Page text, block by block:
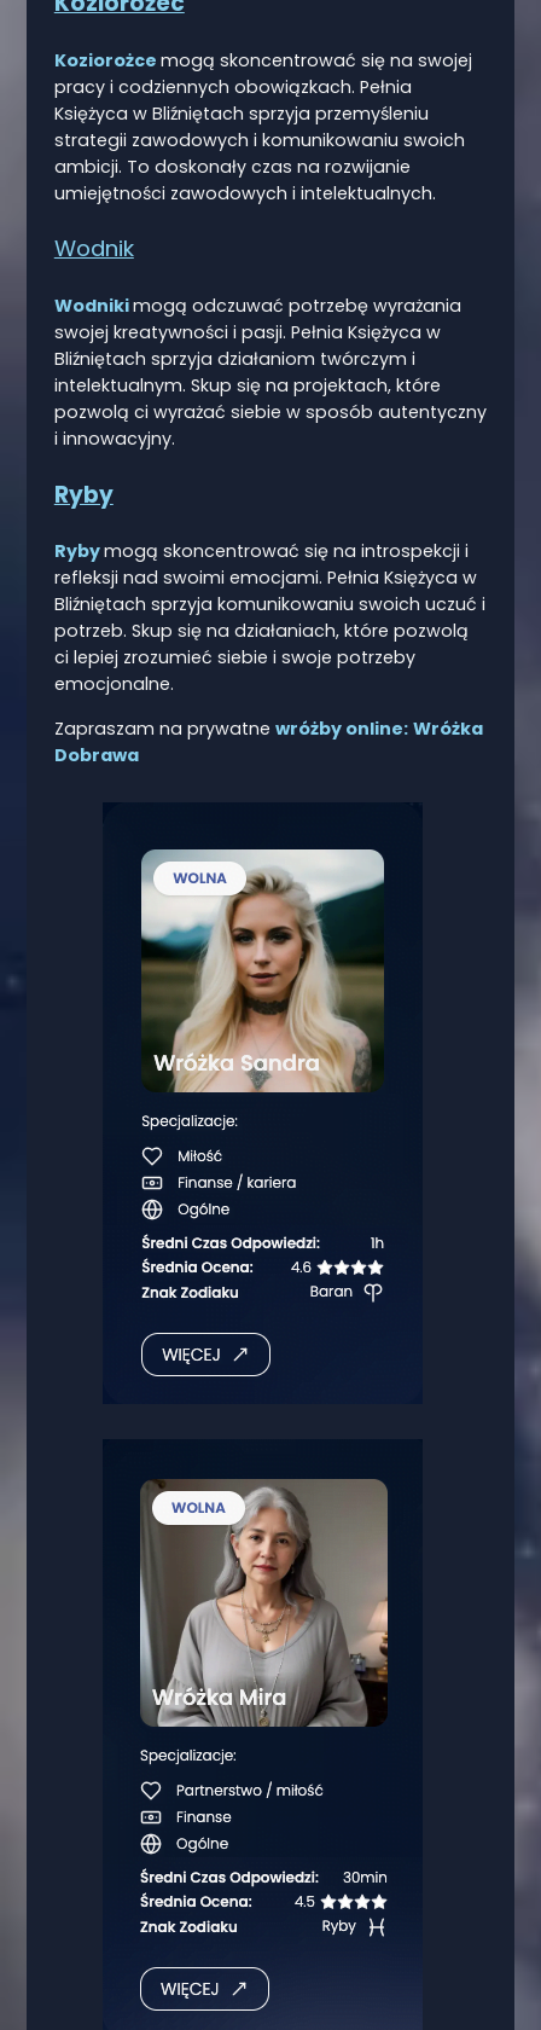
Koziorożce mogą skoncentrować się na swojej
pracy i codziennych obowiązkach. Pełnia
Księżyca w Bliźniętach sprzyja przemyśleniu
strategii zawodowych i komunikowaniu swoich
ambicji. To doskonały czas na rozwijanie
umiejętności zawodowych i intelektualnych.
Wodnik
Wodnikimogą odczuwać potrzebę wyrażania
swojej kreatywności i pasji. Pełnia Księżyca w
Bliźniętach sprzyja działaniom twórczym i
intelektualnym. Skup się na projektach, które
pozwolą ci wyrażać siebie w sposób autentyczny
i innowacyjny.
Ryby
Rybymogą skoncentrować się na introspekcji i
refleksji nad swoimi emocjami. Pełnia Księżyca w
Bliźniętach sprzyja komunikowaniu swoich uczuć i
potrzeb. Skup się na działaniach, które pozwolą
ci lepiej zrozumieć siebie i swoje potrzeby
emocjonalne.
Zapraszam na prywatne wróżby online: Wróżka
Dobrawa